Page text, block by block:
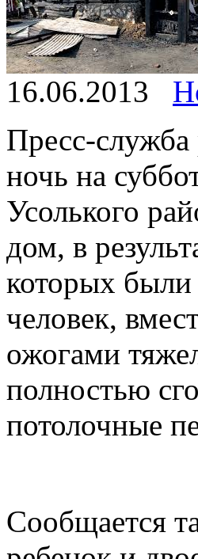
16.06.2013
Пресс-
ночь на
Усолького
дом, в
которых
человек,
ожогами
полностью
потолочные
Сообщается